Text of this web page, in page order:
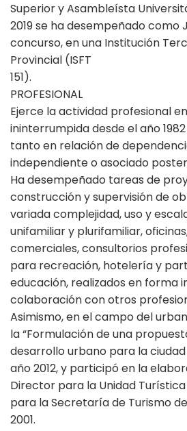
Superior y Asambleísta
2019 se ha desempeñado como
concurso, en una Institución
Provincial (ISFT
151).
PROFESIONAL
Ejerce la actividad profesional
ininterrumpida desde el año
tanto en relación de
independiente o asociado
Ha desempeñado tareas de
construcción y supervisión de
variada complejidad, uso y
unifamiliar y plurifamiliar,
comerciales, consultorios
para recreación, hotelería y
educación, realizados en forma
colaboración con otros
Asimismo, en el campo del
la “Formulación de una
desarrollo urbano para la ciudad
año 2012, y participó en la
Director para la Unidad
para la Secretaría de Turismo
2001.